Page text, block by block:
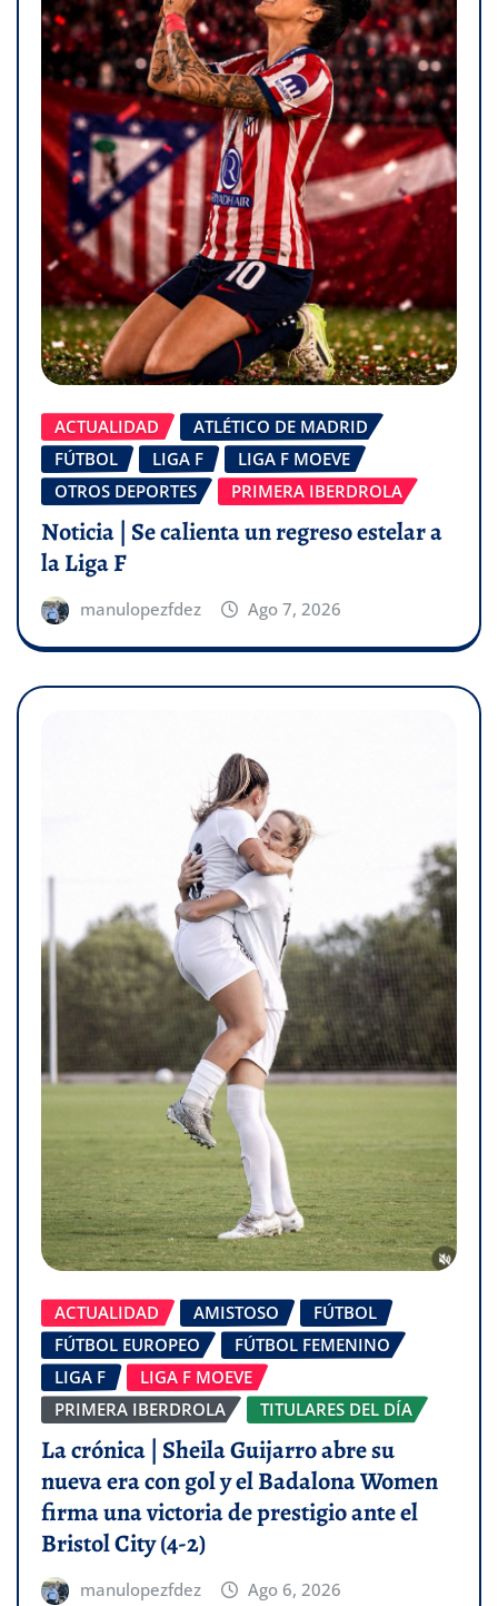
ACTUALIDAD
ATLÉTICO DE MADRID
FÚTBOL
LIGA F
LIGA F MOEVE
OTROS DEPORTES
PRIMERA IBERDROLA
Noticia | Se calienta un regreso estelar a
la Liga F
manulopezfdez Ago 7, 2026
ACTUALIDAD AMISTOSO
FÚTBOL
FÚTBOL EUROPEO
FÚTBOL FEMENINO
LIGA F
LIGA F MOEVE
PRIMERA IBERDROLA
TITULARES DEL DÍA
La crónica | Sheila Guijarro abre su
nueva era con gol y el Badalona Women
firma una victoria de prestigio ante el
Bristol City (4-2)
manulopezfdez Ago 6, 2026